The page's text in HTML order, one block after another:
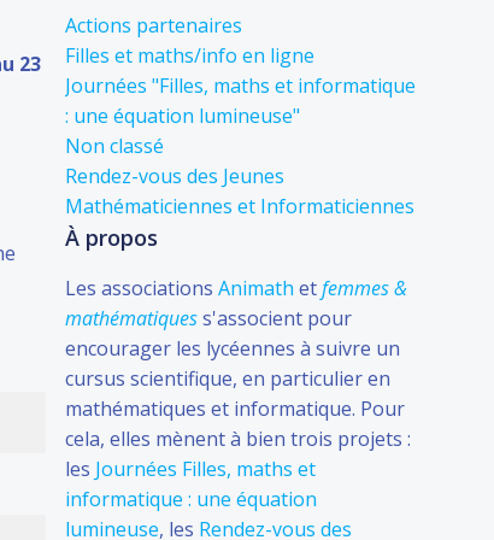
23
Actions partenaires
Filles et maths/info en ligne
Journées "Filles, maths et informatique
: une équation lumineuse"
Non classé
Rendez-vous des Jeunes
Mathématiciennes et Informaticiennes
À propos
Les associations Animath etfemmes &
mathématiquess'associent pour
encourager les lycéennes à suivre un
cursus scientifique, en particulier en
mathématiques et informatique. Pour
cela, elles mènent à bien trois projets :
les Journées Filles, maths et
informatique : une équation
lumineuse, les Rendez-vous des